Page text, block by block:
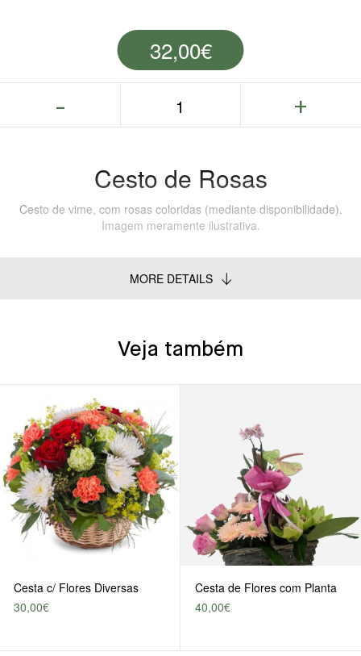
Cesto de Rosas
32,00€
Cesto de vime, com rosas coloridas (mediante disponibilidade).
Imagem meramente ilustrativa.
MORE DETAILS
Veja também
Cesta c/ Flores Diversas
30,00€
Cesta de Flores com Planta
40,00€